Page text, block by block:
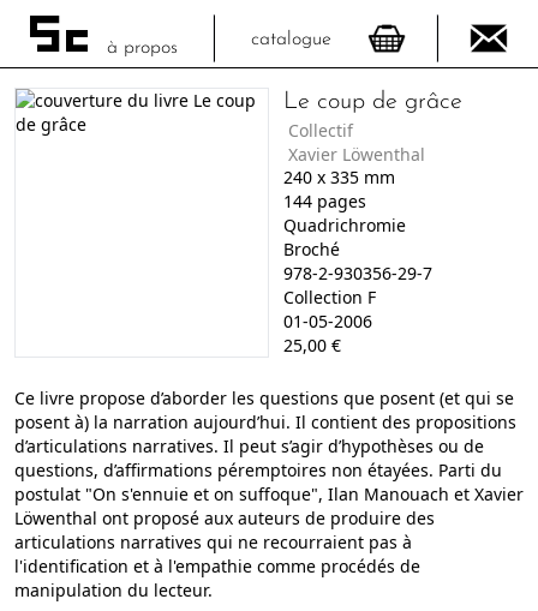
à propos catalogue
Le coup de grâce
Collectif
Xavier Löwenthal
240x 335mm
144pages
Quadrichromie
Broché
978-2-930356-29-7
Collection F
01-05-2006
25,00€
Ce livre propose d’aborder les questions que posent (et qui se
posent à) la narration aujourd’hui. Il contient des propositions
d’articulations narratives. Il peut s’agir d’hypothèses ou de
questions, d’affirmations péremptoires non étayées. Parti du
postulat "On s'ennuie et on suffoque", Ilan Manouach et Xavier
Löwenthal ont proposé aux auteurs de produire des
articulations narratives qui ne recourraient pas à
l'identification et à l'empathie comme procédés de
manipulation du lecteur.